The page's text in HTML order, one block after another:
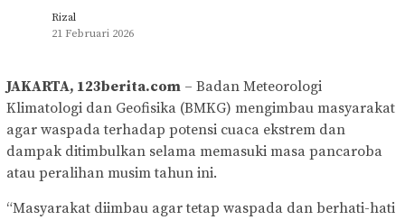
Rizal
21 Februari 2026
JAKARTA, 123berita.com – Badan Meteorologi
Klimatologi dan Geofisika (BMKG) mengimbau masyarakat
agar waspada terhadap potensi cuaca ekstrem dan
dampak ditimbulkan selama memasuki masa pancaroba
atau peralihan musim tahun ini.
“Masyarakat diimbau agar tetap waspada dan berhati-hati